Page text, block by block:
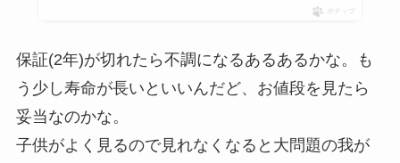
ポチップ
保証(2年)が切れたら不調になるあるあるかな。も
う少し寿命が長いといいんだど、お値段を見たら
妥当なのかな。
子供がよく見るので見れなくなると大問題の我が